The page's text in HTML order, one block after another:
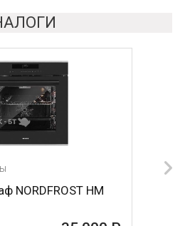
NORDFROST HM
NORDFROST HM